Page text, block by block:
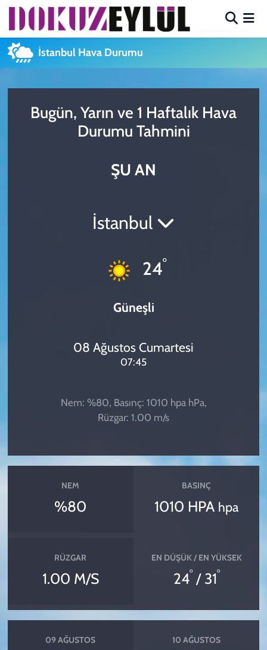
İstanbul Hava Durumu
Bugün, Yarın ve 1 Haftalık Hava
Durumu Tahmini
ŞU AN
İstanbul
24°
Güneşli
08 Ağustos Cumartesi
07:45
Nem: %80, Basınç: 1010 hpa hPa,
Rüzgar: 1.00 m/s
NEM
%80
BASINÇ
1010 HPA hpa
RÜZGAR
1.00 M/S
EN DÜŞÜK / EN YÜKSEK
24°/ 31°
09 AĞUSTOS
10 AĞUSTOS
Hava Durumu
Süper Lig Puan Durumu ve Fikstür
Tüm Manşetler
Son Dakika Haberleri